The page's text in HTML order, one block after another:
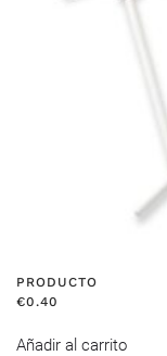
PRODUCTO
€0.40
Añadir al carrito